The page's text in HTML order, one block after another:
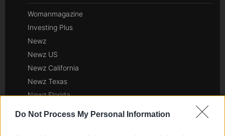
Do Not Process My Personal Information
Womanmagazine
Investing Plus
Newz
Newz US
Newz California
Newz Texas
Newz Florida